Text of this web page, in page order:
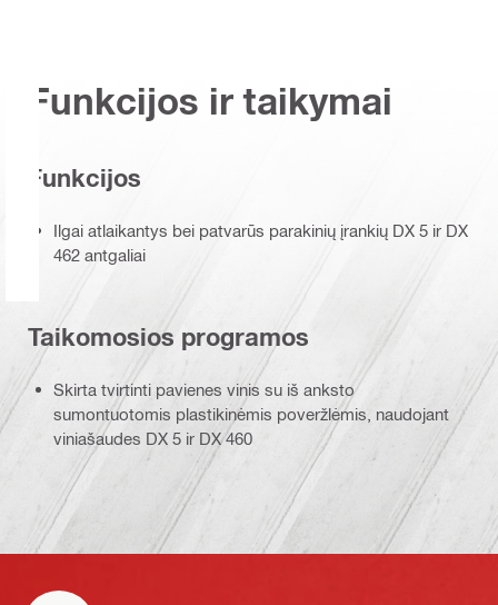
Funkcijos ir taikymai
Funkcijos
Ilgai atlaikantys bei patvarūs parakinių įrankių DX 5 ir DX
462 antgaliai
Taikomosios programos
Skirta tvirtinti pavienes vinis su iš anksto
sumontuotomis plastikinėmis poveržlėmis, naudojant
viniašaudes DX 5 ir DX 460